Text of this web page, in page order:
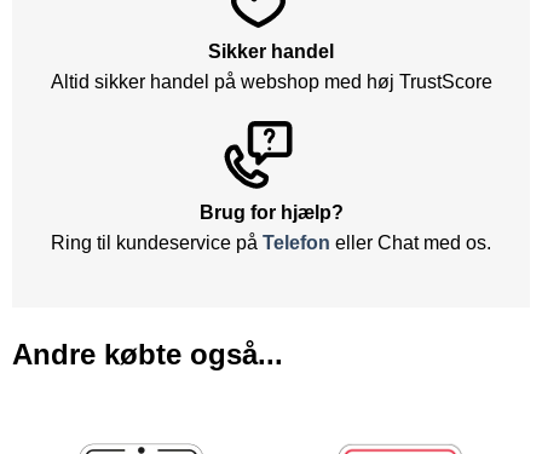
Sikker handel
Altid sikker handel på webshop med høj TrustScore
Brug for hjælp?
Ring til kundeservice på Telefon eller Chat med os.
Andre købte også...